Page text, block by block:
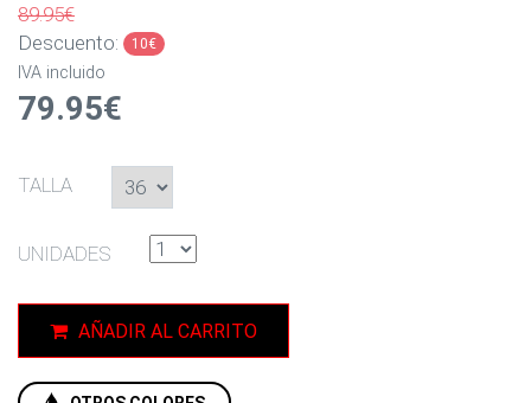
89.95€
Descuento:
10€
IVA incluido
79.95€
TALLA
UNIDADES
AÑADIR AL CARRITO